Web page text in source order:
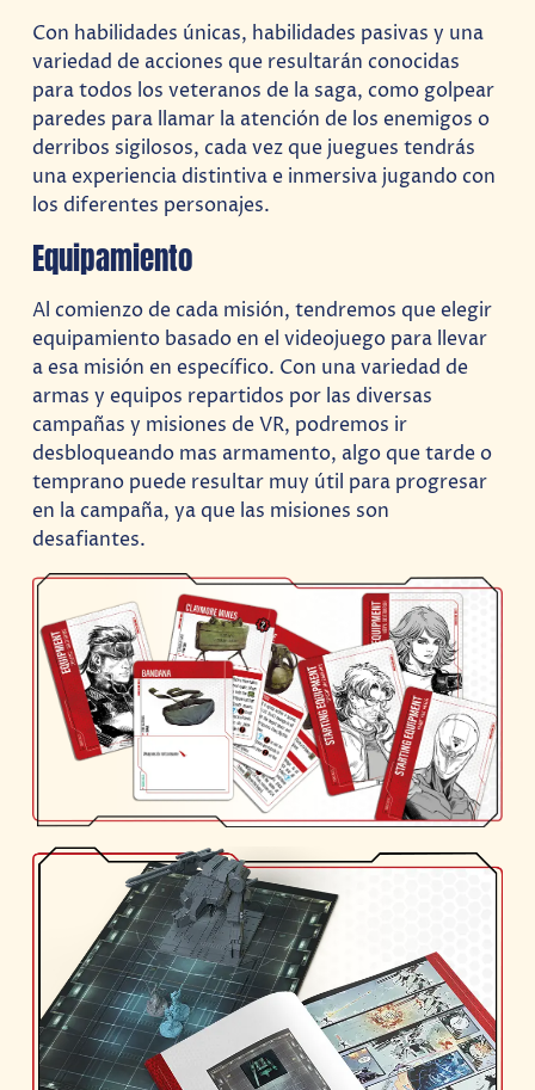
Con habilidades únicas, habilidades pasivas y una
variedad de acciones que resultarán conocidas
para todos los veteranos de la saga, como golpear
paredes para llamar la atención de los enemigos o
derribos sigilosos, cada vez que juegues tendrás
una experiencia distintiva e inmersiva jugando con
los diferentes personajes.
Equipamiento
Al comienzo de cada misión, tendremos que elegir
equipamiento basado en el videojuego para llevar
a esa misión en específico. Con una variedad de
armas y equipos repartidos por las diversas
campañas y misiones de VR, podremos ir
desbloqueando mas armamento, algo que tarde o
temprano puede resultar muy útil para progresar
en la campaña, ya que las misiones son
desafiantes.